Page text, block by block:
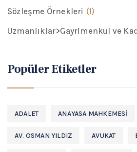
Sözleşme Örnekleri (1)
Uzmanlıklar>Gayrimenkul ve
Popüler Etiketler
ADALET ANAYASA MAHKEMESI
AV. OSMAN YILDIZ AVUKAT